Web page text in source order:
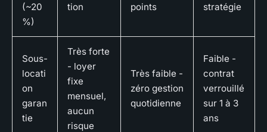
(~20
%)
tion
points
stratégie
Sous-
locati
on
garan
tie
Très forte
- loyer
fixe
mensuel,
aucun
risque
Très faible -
zéro gestion
quotidienne
Faible -
contrat
verrouillé
sur 1 à 3
ans